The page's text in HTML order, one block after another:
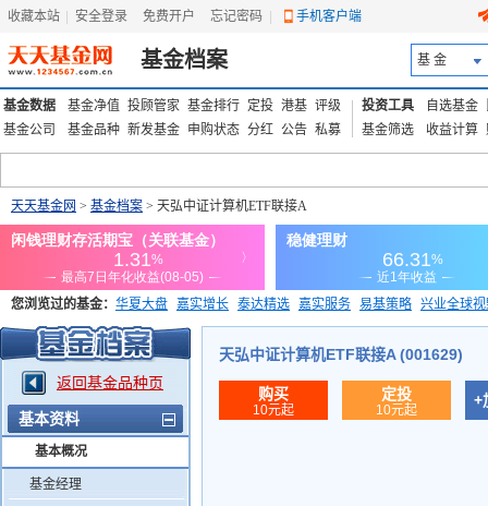
收藏本站 安全登录 免费开户 忘记密码 手机客户端
基金档案 基 金
基金数据 基金净值 投顾管家 基金排行 定投 港基 评级
基金公司
基金品种 新发基金 申购状态 分红 公告 私募
投资工具 自选基金
基金筛选
收益计算
天天基金网 > 基金档案 > 天弘中证计算机ETF联接A
您浏览过的基金： 华夏大盘 嘉实增长 泰达精选 嘉实服务 易基策略 兴业全球
添富优势 华安宏利 上证180价值ETF
返回基金品种页
基本资料
基本概况
基金经理
天弘中证计算机ETF联接A (001629)
购买
10元起
定投
10元起
+